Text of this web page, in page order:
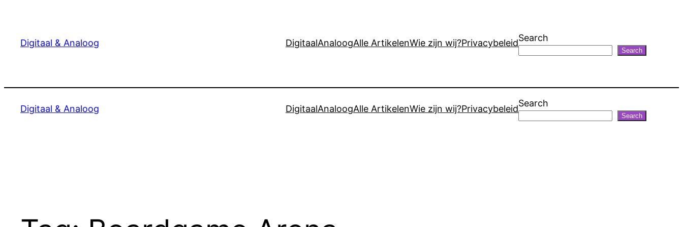
Digitaal & Analoog DigitaalAnaloogAlle ArtikelenWie zijn wij?PrivacybeleidSearch
Search
Digitaal & Analoog DigitaalAnaloogAlle ArtikelenWie zijn wij?PrivacybeleidSearch
Search